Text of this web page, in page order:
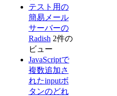
テスト用の
簡易メール
サーバーの
Radish 2件の
ビュー
JavaScriptで
複数追加さ
れたinputボ
タンのどれ